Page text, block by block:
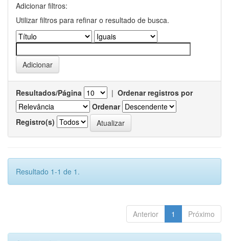
Adicionar filtros:
Utilizar filtros para refinar o resultado de busca.
Resultados/Página | Ordenar registros por
Ordenar
Registro(s)
Resultado 1-1 de 1.
Anterior 1 Próximo